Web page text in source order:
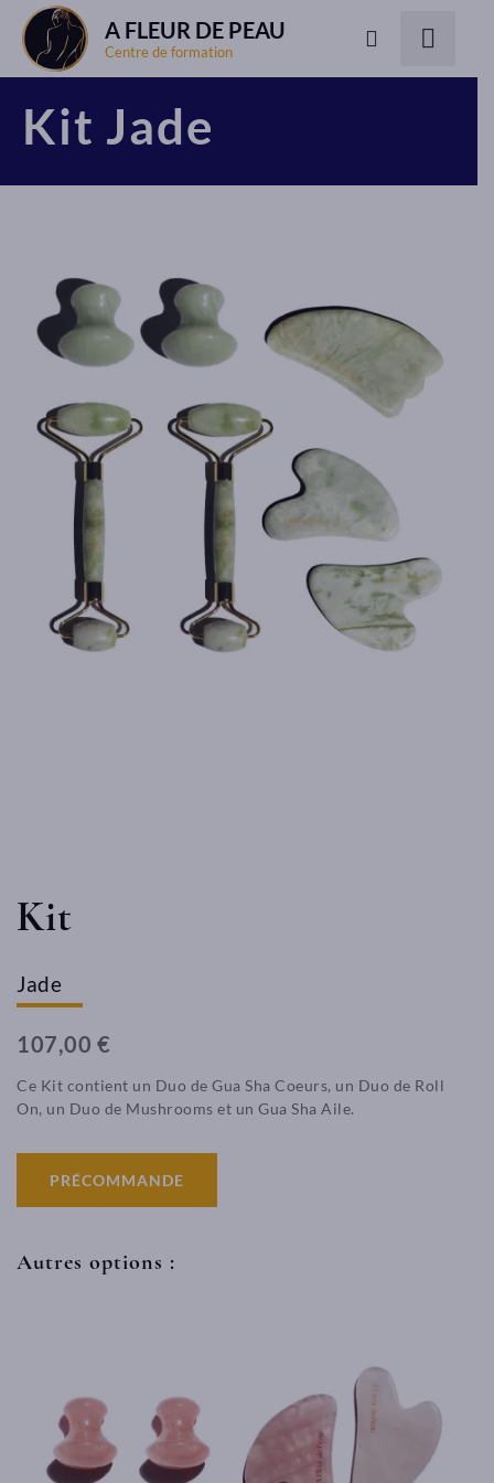
A FLEUR DE PEAU
Centre de formation
Kit Jade
Kit
Jade
107,00 €
Ce Kit contient un Duo de Gua Sha Coeurs, un Duo de Roll
On, un Duo de Mushrooms et un Gua Sha Aile.
PRÉCOMMANDE
Autres options :